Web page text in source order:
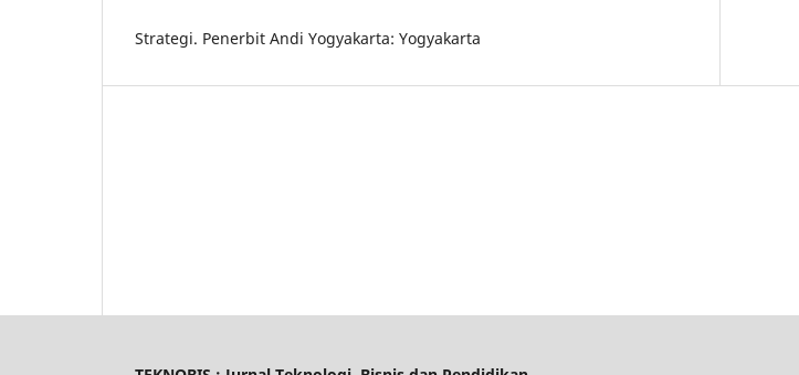
Strategi. Penerbit Andi Yogyakarta: Yogyakarta